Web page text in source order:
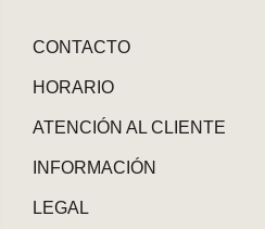
CONTACTO
HORARIO
ATENCIÓN AL CLIENTE
INFORMACIÓN
LEGAL